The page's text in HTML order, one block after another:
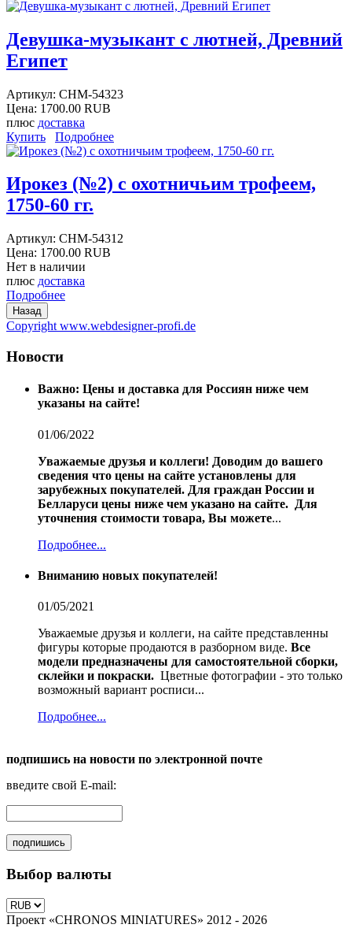
Девушка-музыкант с лютней, Древний
Египет
Артикул: CHM-54323
Цена: 1700.00 RUB
плюс доставка
Купить
Подробнее
Ирокез (№2) с охотничьим трофеем,
1750-60 гг.
Артикул: CHM-54312
Цена: 1700.00 RUB
Нет в наличии
плюс доставка
Подробнее
Copyright www.webdesigner-profi.de
Новости
Важно: Цены и доставка для Россиян ниже чем
указаны на сайте!
01/06/2022
Уважаемые друзья и коллеги! Доводим до вашего
сведения что цены на сайте установлены для
зарубежных покупателей. Для граждан России и
Белларуси цены ниже чем указано на сайте. Для
уточнения стоимости товара, Вы можете...
Подробнее...
Вниманию новых покупателей!
01/05/2021
Уважаемые друзья и коллеги, на сайте представленны
фигуры которые продаются в разборном виде. Все
модели предназначены для самостоятельной сборки,
склейки и покраски. Цветные фотографии - это только
возможный вариант росписи...
Подробнее...
подпишись на новости по электронной почте
введите свой E-mail:
Выбор валюты
Проект «CHRONOS MINIATURES» 2012 - 2026